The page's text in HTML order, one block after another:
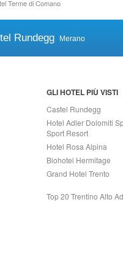
Terme di Comano
Rundegg Merano
GLI HOTEL PIÙ VISTI
Castel Rundegg
Hotel Adler Dolomiti
Sport Resort
Hotel Rosa Alpina
Biohotel Hermitage
Grand Hotel Trento
Top 20 Trentino Alto